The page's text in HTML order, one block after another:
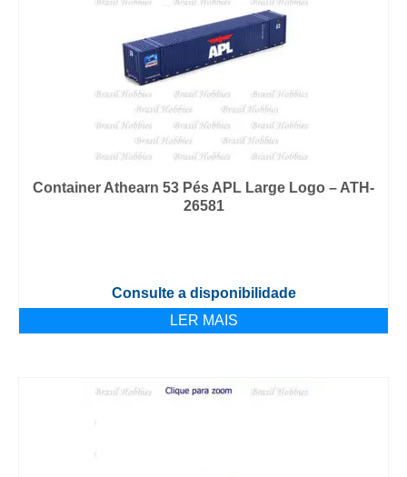
Container Athearn 53 Pés APL Large Logo – ATH-
26581
Consulte a disponibilidade
LER MAIS